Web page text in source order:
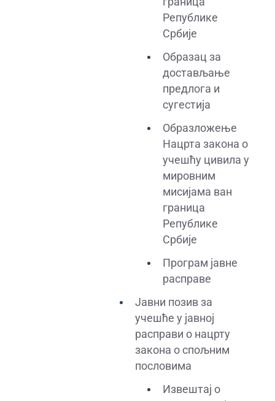
Републике
Србије
Образац за
достављање
предлога и
сугестија
Образложење
Нацрта закона о
учешћу цивила у
мировним
мисијама ван
граница
Републике
Србије
Програм јавне
расправе
Јавни позив за
учешће у јавној
расправи о нацрту
закона о спољним
пословима
Извештај о